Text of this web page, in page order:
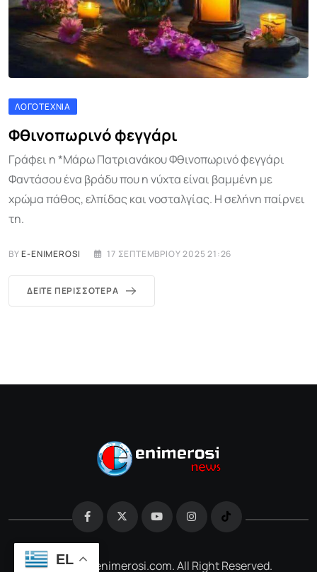
ΛΟΓΟΤΕΧΝΊΑ
Φθινοπωρινό φεγγάρι
Γράφει η *Μάρω Πατριανάκου Φθινοπωρινό φεγγάρι
Φαντάσου ένα βράδυ που η νύχτα είναι βαμμένη με
χρώμα πάθος, ελπίδας και νοσταλγίας. Η σελήνη παίρνει
τη.
BYE-ENIMEROSI 17 ΣΕΠΤΕΜΒΡΊΟΥ 2025 21:26
ΔΕΊΤΕ ΠΕΡΙΣΣΌΤΕΡΑ
@2026 e-enimerosi.com. All Right Reserved.
EL